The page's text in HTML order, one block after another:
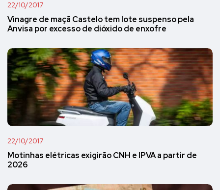
22/10/2017
Vinagre de maçã Castelo tem lote suspenso pela
Anvisa por excesso de dióxido de enxofre
22/10/2017
Motinhas elétricas exigirão CNH e IPVA a partir de
2026